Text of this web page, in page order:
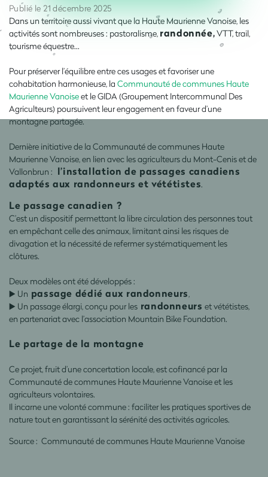
Publié le 21 décembre 2025
Dans un territoire aussi vivant que la Haute Maurienne Vanoise, les
activités sont nombreuses : pastoralisme, randonnée,VTT, trail,
tourisme équestre…
Pour préserver l’équilibre entre ces usages et favoriser une
cohabitation harmonieuse, la Communauté de communes Haute
Maurienne Vanoiseet le GIDA (Groupement Intercommunal Des
Agriculteurs) poursuivent leur engagement en faveur d’une
montagne partagée.
Dernière initiative de la Communauté de communes Haute
Maurienne Vanoise, en lien avec les agriculteurs du Mont-Cenis et de
Vallonbrun : l’installation de passages canadiens
adaptés aux randonneurs et vététistes.
Le passage canadien ?
C’est un dispositif permettant la libre circulation des personnes tout
en empêchant celle des animaux, limitant ainsi les risques de
divagation et la nécessité de refermer systématiquement les
clôtures.
Deux modèles ont été développés :
▶️ Un passage dédié aux randonneurs,
▶️ Un passage élargi, conçu pour les randonneurs et vététistes,
en partenariat avec l’association Mountain Bike Foundation.
Le partage de la montagne
Ce projet, fruit d’une concertation locale, est cofinancé par la
Communauté de communes Haute Maurienne Vanoise et les
agriculteurs volontaires.
Il incarne une volonté commune : faciliter les pratiques sportives de
nature tout en garantissant la sérénité des activités agricoles.
Source : Communauté de communes Haute Maurienne Vanoise